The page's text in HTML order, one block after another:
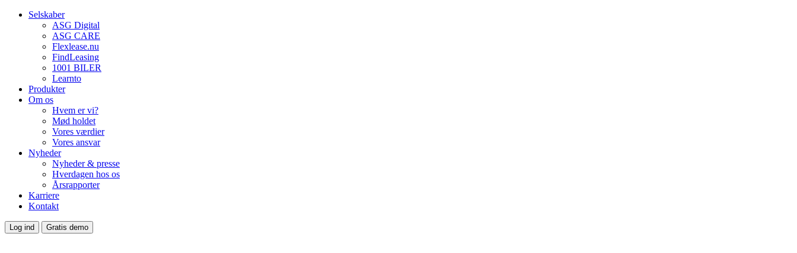
Selskaber
ASG Digital
ASG CARE
Flexlease.nu
FindLeasing
1001 BILER
Learnto
Produkter
Om os
Hvem er vi?
Mød holdet
Vores værdier
Vores ansvar
Nyheder
Nyheder & presse
Hverdagen hos os
Årsrapporter
Karriere
Kontakt
Log ind Gratis demo